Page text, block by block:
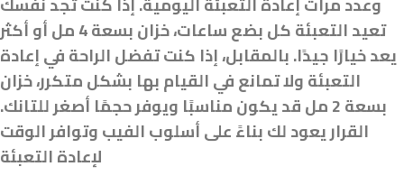
تعيد التعبئة كل بضع ساعات، خزان بسعة 4 مل أو أكثر
يعد خيارًا جيدًا. بالمقابل، إذا كنت تفضل الراحة في إعادة
التعبئة ولا تمانع في القيام بها بشكل متكرر، خزان
بسعة 2 مل قد يكون مناسبًا ويوفر حجمًا أصغر للتانك.
القرار يعود لك بناءً على أسلوب الفيب وتوافر الوقت
لإعادة التعبئة